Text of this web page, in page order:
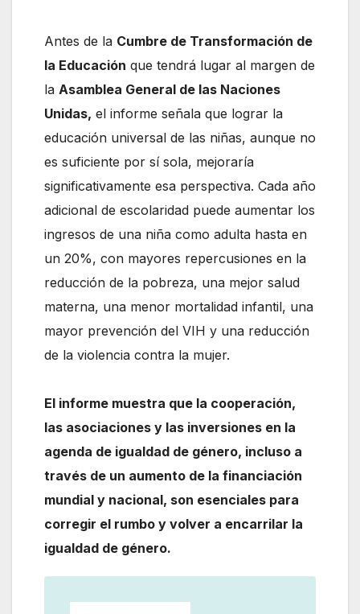
Antes de la Cumbre de Transformación de
la Educación que tendrá lugar al margen de
la Asamblea General de las Naciones
Unidas, el informe señala que lograr la
educación universal de las niñas, aunque no
es suficiente por sí sola, mejoraría
significativamente esa perspectiva. Cada año
adicional de escolaridad puede aumentar los
ingresos de una niña como adulta hasta en
un 20%, con mayores repercusiones en la
reducción de la pobreza, una mejor salud
materna, una menor mortalidad infantil, una
mayor prevención del VIH y una reducción
de la violencia contra la mujer.
El informe muestra que la cooperación,
las asociaciones y las inversiones en la
agenda de igualdad de género, incluso a
través de un aumento de la financiación
mundial y nacional, son esenciales para
corregir el rumbo y volver a encarrilar la
igualdad de género.